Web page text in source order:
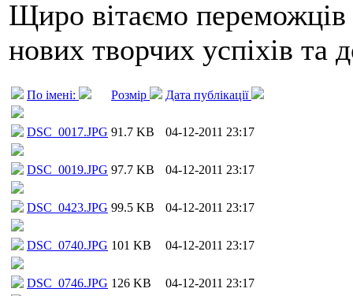
Щиро вітаємо переможців
нових творчих успіхів та
По імені: Розмір Дата публікації
DSC_0017.JPG 91.7 KB 04-12-2011 23:17
DSC_0019.JPG 97.7 KB 04-12-2011 23:17
DSC_0423.JPG 99.5 KB 04-12-2011 23:17
DSC_0740.JPG 101 KB 04-12-2011 23:17
DSC_0746.JPG 126 KB 04-12-2011 23:17